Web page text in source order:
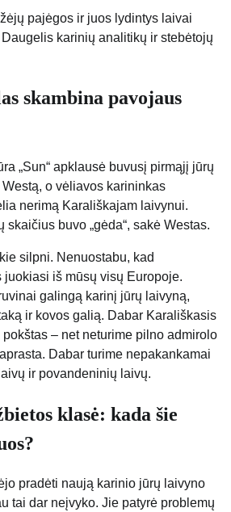
pajėgos ir juos lydintys laivai
karinių analitikų ir stebėtojų
skambina pavojaus
„Sun“ apklausė buvusį pirmąjį jūrų
o vėliavos karininkas
nerimą Karališkajam laivynui.
skaičius buvo „gėda“, sakė Westas.
silpni. Nenuostabu, kad
juokiasi iš mūsų visų Europoje.
galingą karinį jūrų laivyną,
ir kovos galią. Dabar Karališkasis
pokštas – net neturime pilno admirolo
Dabar turime nepakankamai
ir povandeninių laivų.
klasė: kada šie
pradėti naują karinio jūrų laivyno
tai dar neįvyko. Jie patyrė problemų